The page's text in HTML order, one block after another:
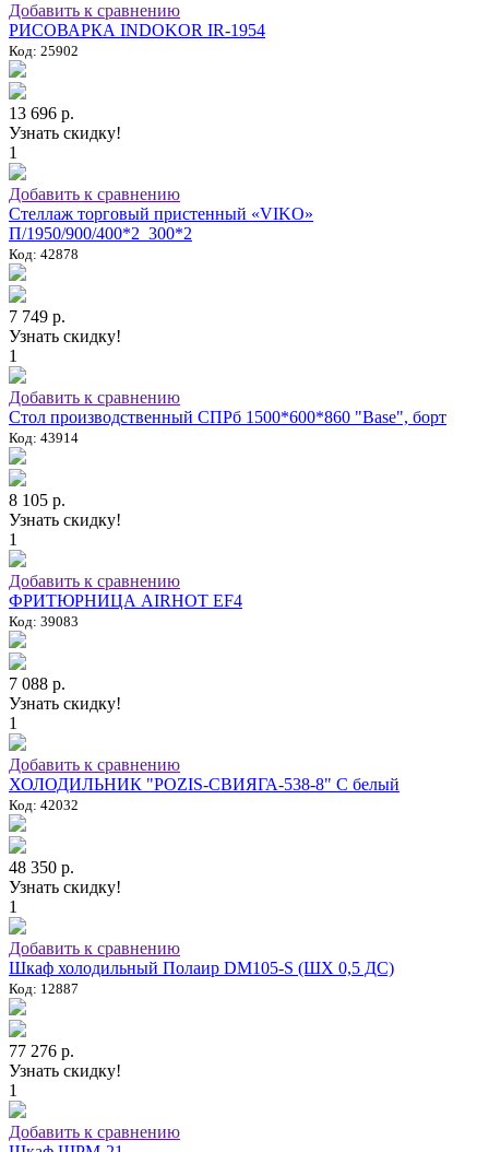
Добавить к сравнению
РИСОВАРКА INDOKOR IR-1954
Код: 25902
13 696 р.
Узнать скидку!
1
Добавить к сравнению
Стеллаж торговый пристенный «VIKO»
П/1950/900/400*2_300*2
Код: 42878
7 749 р.
Узнать скидку!
1
Добавить к сравнению
Стол производственный СПРб 1500*600*860 "Base", борт
Код: 43914
8 105 р.
Узнать скидку!
1
Добавить к сравнению
ФРИТЮРНИЦА AIRHOT EF4
Код: 39083
7 088 р.
Узнать скидку!
1
Добавить к сравнению
ХОЛОДИЛЬНИК "POZIS-СВИЯГА-538-8" C белый
Код: 42032
48 350 р.
Узнать скидку!
1
Добавить к сравнению
Шкаф холодильный Полаир DM105-S (ШХ 0,5 ДС)
Код: 12887
77 276 р.
Узнать скидку!
1
Добавить к сравнению